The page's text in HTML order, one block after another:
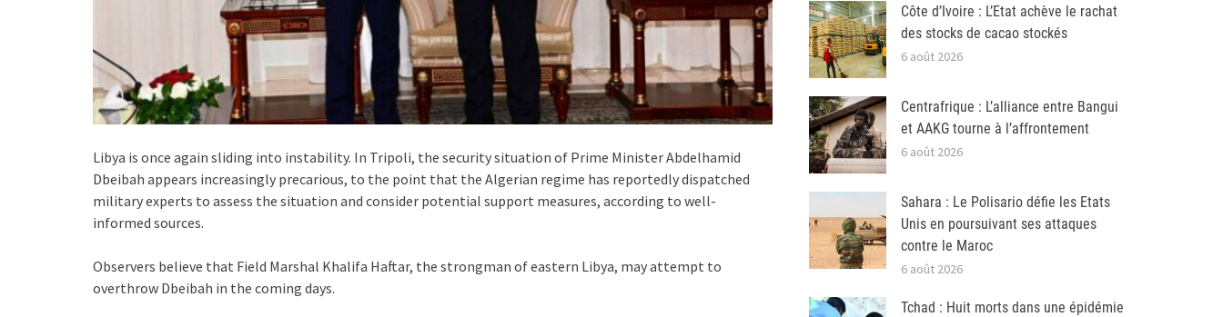
Libya is once again sliding into instability. In Tripoli, the security situation of Prime Minister Abdelhamid
Dbeibah appears increasingly precarious, to the point that the Algerian regime has reportedly dispatched
military experts to assess the situation and consider potential support measures, according to well-
informed sources.
Observers believe that Field Marshal Khalifa Haftar, the strongman of eastern Libya, may attempt to
overthrow Dbeibah in the coming days.
Côte d’Ivoire : L’Etat achève le rachat
des stocks de cacao stockés
6 août 2026
Centrafrique : L’alliance entre Bangui
et AAKG tourne à l’affrontement
6 août 2026
Sahara : Le Polisario défie les Etats
Unis en poursuivant ses attaques
contre le Maroc
6 août 2026
Tchad : Huit morts dans une épidémie